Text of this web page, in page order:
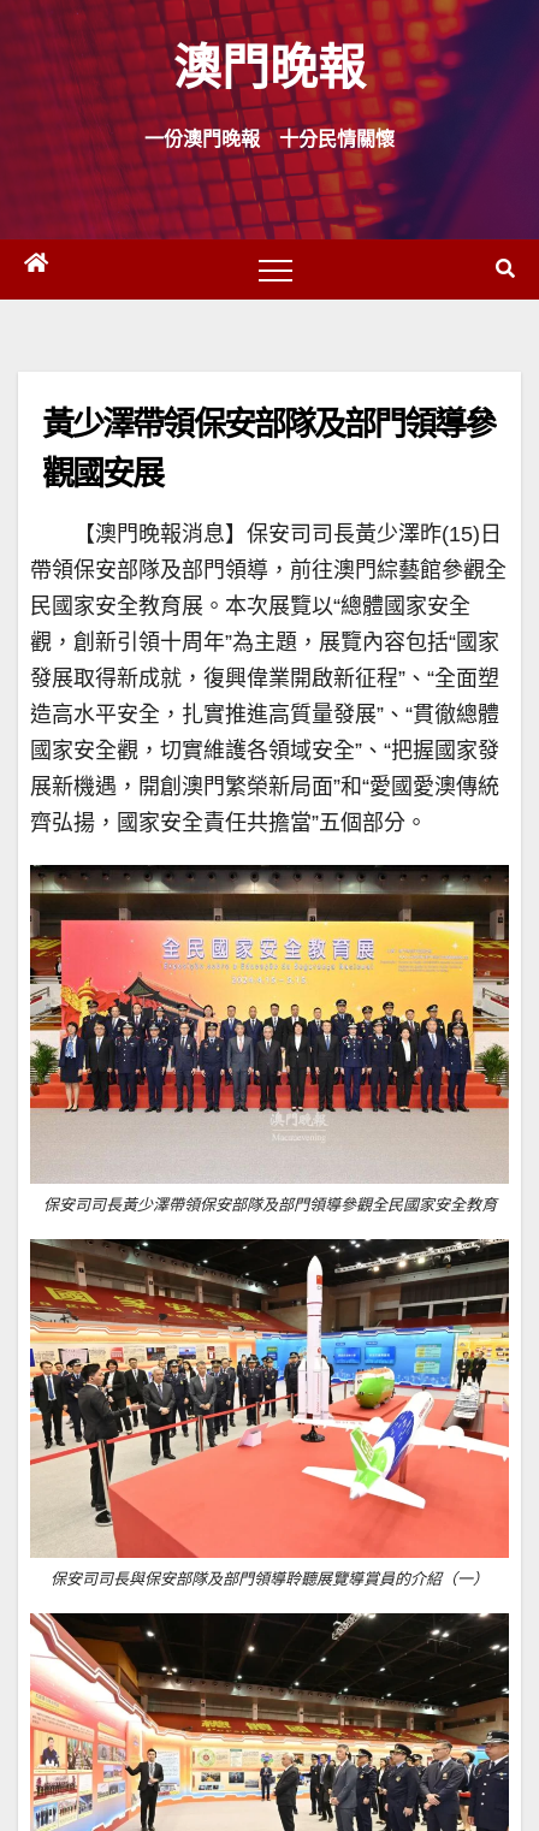
Skip
content
澳門晚報
一份澳門晚報 十分民情關懷
黃少澤帶領保安部隊及部門領導參
觀國安展
【澳門晚報消息】保安司司長黃少澤昨(15)日
帶領保安部隊及部門領導，前往澳門綜藝館參觀全
民國家安全教育展。本次展覽以“總體國家安全
觀，創新引領十周年”為主題，展覽內容包括“國家
發展取得新成就，復興偉業開啟新征程”、“全面塑
造高水平安全，扎實推進高質量發展”、“貫徹總體
國家安全觀，切實維護各領域安全”、“把握國家發
展新機遇，開創澳門繁榮新局面”和“愛國愛澳傳統
齊弘揚，國家安全責任共擔當”五個部分。
保安司司長黃少澤帶領保安部隊及部門領導參觀全民國家安全教育
保安司司長與保安部隊及部門領導聆聽展覽導賞員的介紹（一）